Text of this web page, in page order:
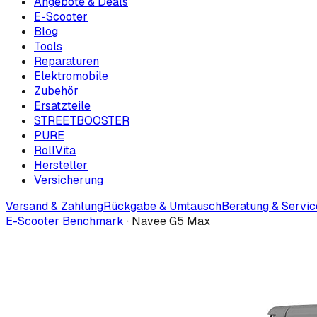
E-Scooter
Blog
Tools
Reparaturen
Elektromobile
Zubehör
Ersatzteile
STREETBOOSTER
PURE
RollVita
Hersteller
Versicherung
Versand & ZahlungRückgabe & UmtauschBeratung &
E-Scooter Benchmark · Navee G5 Max